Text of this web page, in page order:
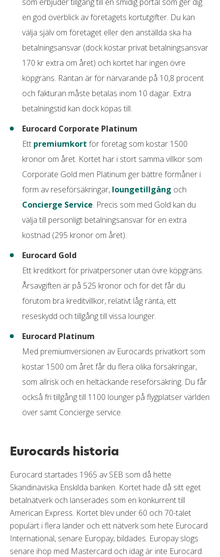
en god överblick av företagets kortutgifter. Du kan
välja själv om företaget eller den anställda ska ha
betalningsansvar (dock kostar privat betalningsansvar
170 kr extra om året) och kortet har ingen övre
köpgräns. Räntan är för närvarande på 10,8 procent
och fakturan måste betalas inom 10 dagar. Extra
betalningstid kan dock köpas till.
Eurocard Corporate Platinum
Ett premiumkort för företag som kostar 1500
kronor om året. Kortet har i stort samma villkor som
Corporate Gold men Platinum ger bättre förmåner i
form av reseförsäkringar, loungetillgång och
Concierge Service. Precis som med Gold kan du
välja till personligt betalningsansvar för en extra
kostnad (295 kronor om året).
Eurocard Gold
Ett kreditkort för privatpersoner utan övre köpgräns.
Årsavgiften är på 525 kronor och för det får du
förutom bra kreditvillkor, relativt låg ränta, ett
reseskydd och tillgång till vissa lounger.
Eurocard Platinum
Med premiumversionen av Eurocards privatkort som
kostar 1500 om året får du flera olika försäkringar,
som allrisk och en heltäckande reseförsäkring. Du får
också fri tillgång till 1100 lounger på flygplatser världen
över samt Concierge service.
Eurocards historia
Eurocard startades 1965 av SEB som då hette
Skandinaviska Enskilda banken. Kortet hade då sitt eget
betalnätverk och lanserades som en konkurrent till
American Express. Kortet blev under 60 och 70-talet
populärt i flera länder och ett nätverk som hete Eurocard
International, senare Europay, bildades. Europay slogs
senare ihop med Mastercard och idag är inte Eurocard